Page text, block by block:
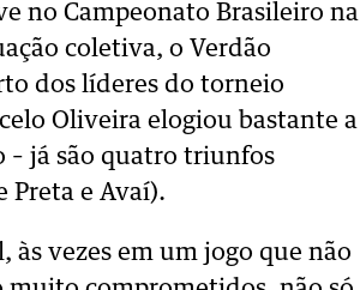
no Campeonato Brasileiro na
coletiva, o Verdão
dos líderes do torneio
Oliveira elogiou bastante a
– já são quatro triunfos
Preta e Avaí).
vezes em um jogo que não